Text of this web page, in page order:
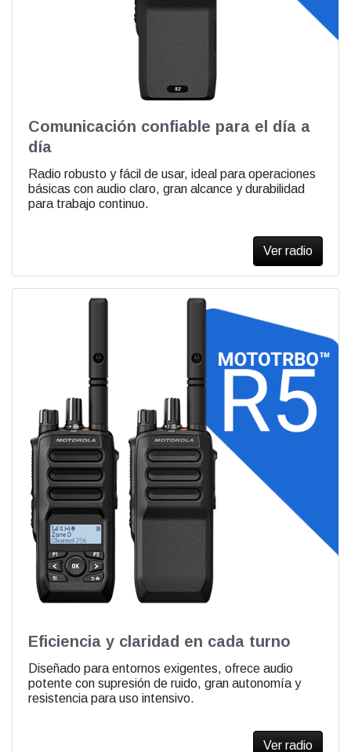
Comunicación confiable para el día a
día
Radio robusto y fácil de usar, ideal para operaciones
básicas con audio claro, gran alcance y durabilidad
para trabajo continuo.
Ver radio
Eficiencia y claridad en cada turno
Diseñado para entornos exigentes, ofrece audio
potente con supresión de ruido, gran autonomía y
resistencia para uso intensivo.
Ver radio